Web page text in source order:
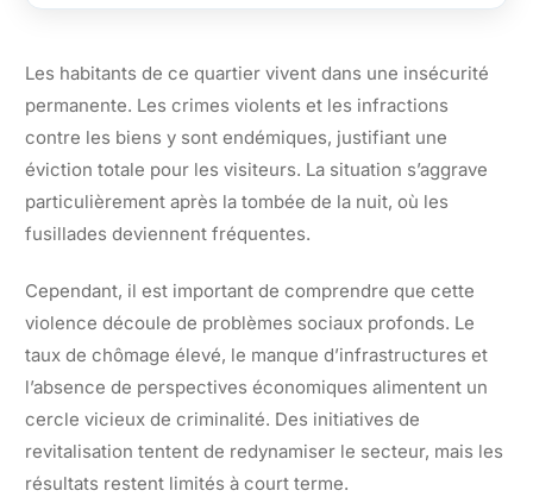
Les habitants de ce quartier vivent dans une insécurité
permanente. Les crimes violents et les infractions
contre les biens y sont endémiques, justifiant une
éviction totale pour les visiteurs. La situation s’aggrave
particulièrement après la tombée de la nuit, où les
fusillades deviennent fréquentes.
Cependant, il est important de comprendre que cette
violence découle de problèmes sociaux profonds. Le
taux de chômage élevé, le manque d’infrastructures et
l’absence de perspectives économiques alimentent un
cercle vicieux de criminalité. Des initiatives de
revitalisation tentent de redynamiser le secteur, mais les
résultats restent limités à court terme.